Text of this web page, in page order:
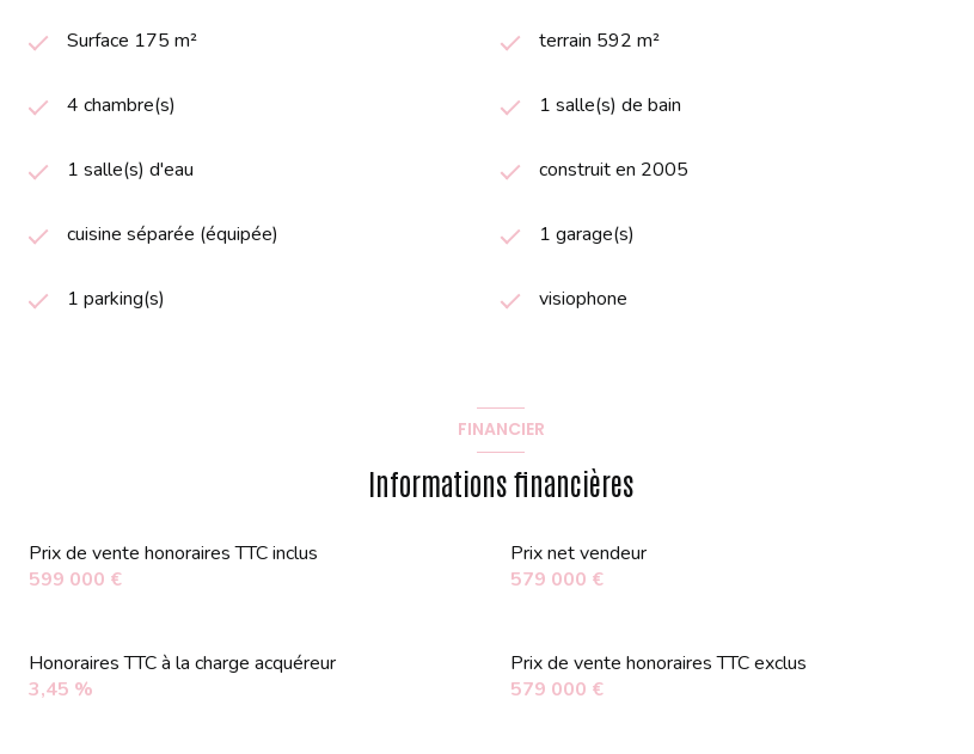
Surface 175 m² terrain 592 m²
4 chambre(s) 1 salle(s) de bain
1 salle(s) d'eau construit en 2005
cuisine séparée (équipée) 1 garage(s)
1 parking(s) visiophone
FINANCIER
Informations financières
Prix de vente honoraires TTC inclus
599 000 €
Prix net vendeur
579 000 €
Prix de vente honoraires TTC exclus
579 000 €
Honoraires TTC à la charge acquéreur
3,45 %